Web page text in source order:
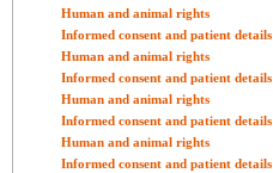
Human and animal rights
Informed consent and patient details
Human and animal rights
Informed consent and patient details
Human and animal rights
Informed consent and patient details
Human and animal rights
Informed consent and patient details